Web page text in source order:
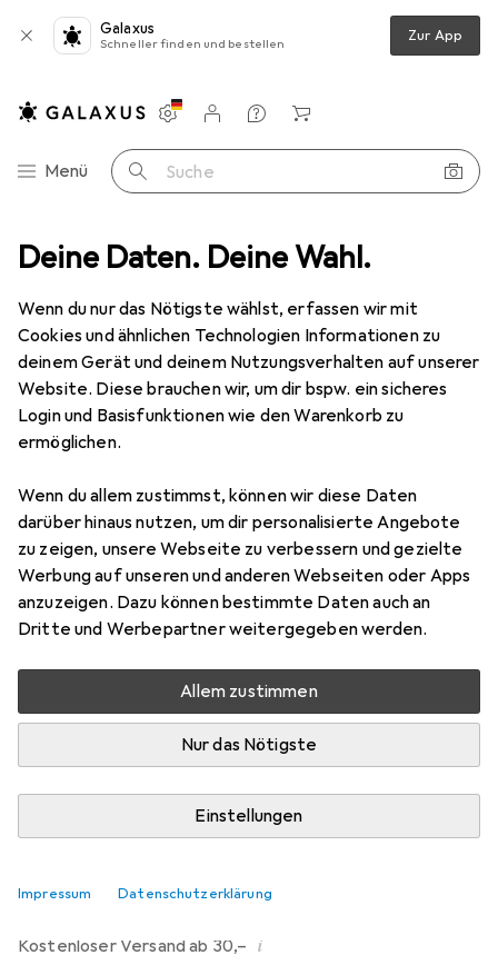
Deine Daten. Deine Wahl.
Wenn du nur das Nötigste wählst, erfassen wir mit
Cookies und ähnlichen Technologien Informationen zu
deinem Gerät und deinem Nutzungsverhalten auf unserer
Website. Diese brauchen wir, um dir bspw. ein sicheres
Login und Basisfunktionen wie den Warenkorb zu
ermöglichen.
Wenn du allem zustimmst, können wir diese Daten
darüber hinaus nutzen, um dir personalisierte Angebote
zu zeigen, unsere Webseite zu verbessern und gezielte
Werbung auf unseren und anderen Webseiten oder Apps
anzuzeigen. Dazu können bestimmte Daten auch an
Dritte und Werbepartner weitergegeben werden.
Allem zustimmen
Nur das Nötigste
Einstellungen
Impressum Datenschutzerklärung
Galaxus
Schneller finden und bestellen Zur App
Navigation nach Kategorien
Menü Suche
Einstellungen
Kundenkonto
Vergleichslisten
Merklisten
Warenkorb
Heusser Zifferschlüssel zu Schrankschlösser 2407
5 Bilder
HeusserZifferschlüssel zu
Schrankschlösser 2407
Profilzylinder
Preis in EUR inkl. MwSt.
EUR
26,90
Bewertungen Marke
Mehr von Heusser
Nur 4 Stück an Lager beim Lieferanten
Lieferort angeben für genaue Lieferzeit
In den Warenkorb
Vergleichen
Kostenloser Versand ab 30,– i